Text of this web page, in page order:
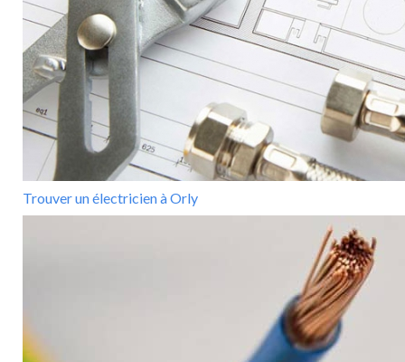
Trouver un électricien à Orly